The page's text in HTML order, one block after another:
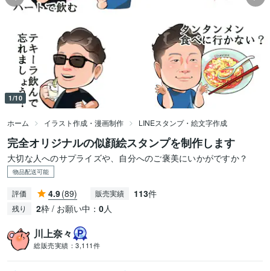
1/10
ホーム イラスト作成・漫画制作 LINEスタンプ・絵文字作成
完全オリジナルの似顔絵スタンプを制作します
大切な人へのサプライズや、自分へのご褒美にいかがですか？
物品配送可能
評価 4.9(89) 販売実績 113件
残り 2枠 / お願い中： 0人
川上奈々
総販売実績： 3,111件